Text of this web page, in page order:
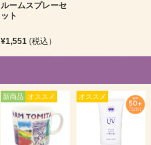
ルームスプレーセ
ット
¥1,551 (税込）
新商品 オススメ オススメ